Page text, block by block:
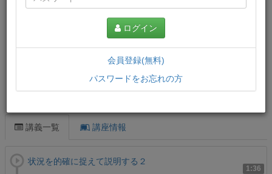
講義一覧 講座情報
1:36
状況を的確に捉えて説明する２
ログイン
会員登録(無料)
パスワードをお忘れの方